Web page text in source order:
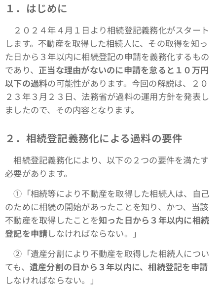
１．はじめに
２０２４年４月１日より相続登記義務化がスタート
します。不動産を取得した相続人に、その取得を知っ
た日から３年以内に相続登記の申請を義務化するもの
であり、正当な理由がないのに申請を怠ると１０万円
以下の過料の可能性があります。今回の解説は、２０
２３年３月２３日、法務省が過料の運用方針を発表し
ましたので、その内容となります。
２．相続登記義務化による過料の要件
相続登記義務化により、以下の２つの要件を満たす
必要があります。
①「相続等により不動産を取得した相続人は、自己
のために相続の開始があったことを知り、かつ、当該
不動産を取得したことを知った日から３年以内に相続
登記を申請しなければならない。」
➁「遺産分割により不動産を取得した相続人につい
ても、 遺産分割の日から３年以内に、相続登記を申請
しなければならない。」